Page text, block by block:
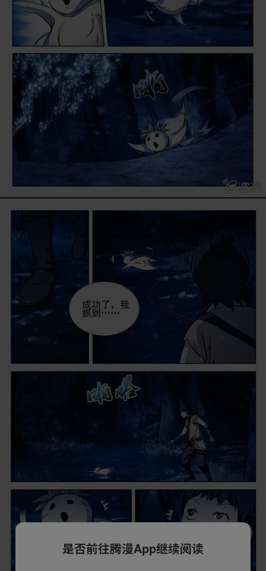
是否前往腾漫App继续阅读